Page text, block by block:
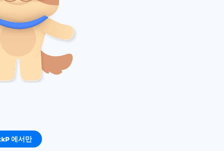
에서만